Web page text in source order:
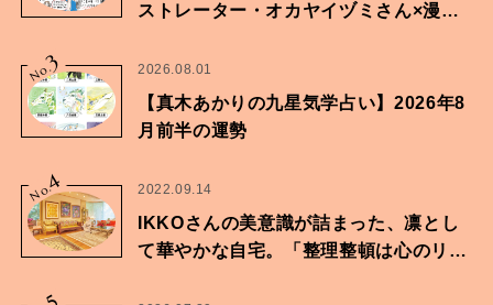
ストレーター・オカヤイヅミさん×漫画
No.
3 2026.08.01
【真木あかりの九星気学占い】2026年8
月前半の運勢
No.
4 2022.09.14
IKKOさんの美意識が詰まった、凛とし
て華やかな自宅。「整理整頓は心のリズ